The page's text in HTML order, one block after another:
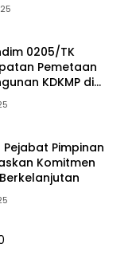
0205/TK
Pemetaan
KDKMP di
Pejabat Pimpinan
Komitmen